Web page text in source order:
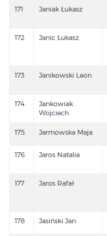
171 Janiak Łukasz
172 Janic Łukasz
173 Janikowski Leon
174
Jankowiak
Wojciech
175 Jarmowska Maja
176 Jaros Natalia
177 Jaros Rafał
178 Jasiński Jan